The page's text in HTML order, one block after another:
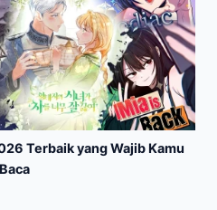
Terbaik yang Wajib Kamu
Baca